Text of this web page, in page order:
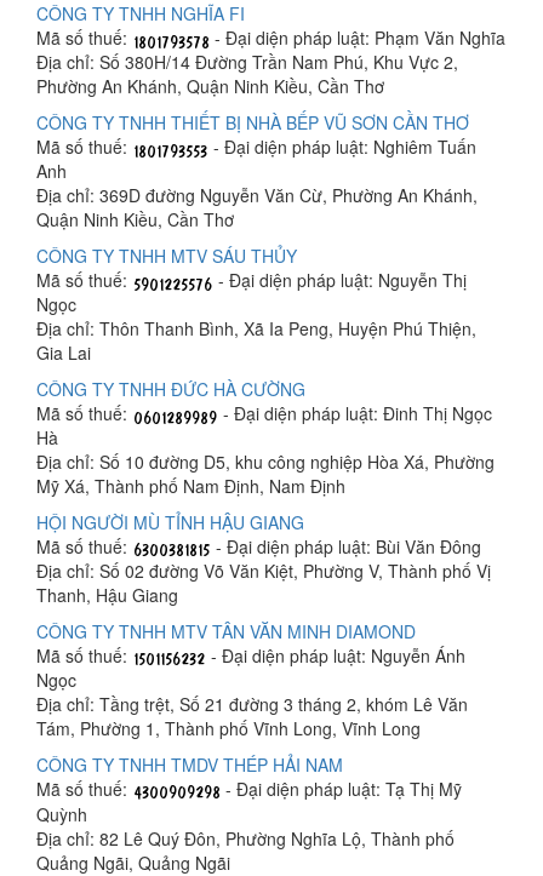
CÔNG TY TNHH NGHĨA FI
Mã số thuế:
- Đại diện pháp luật: Phạm Văn Nghĩa
Địa chỉ: Số 380H/14 Đường Trần Nam Phú, Khu Vực 2,
Phường An Khánh, Quận Ninh Kiều, Cần Thơ
CÔNG TY TNHH THIẾT BỊ NHÀ BẾP VŨ SƠN CẦN THƠ
Mã số thuế:
- Đại diện pháp luật: Nghiêm Tuấn
Anh
Địa chỉ: 369D đường Nguyễn Văn Cừ, Phường An Khánh,
Quận Ninh Kiều, Cần Thơ
CÔNG TY TNHH MTV SÁU THỦY
Mã số thuế:
- Đại diện pháp luật: Nguyễn Thị
Ngọc
Địa chỉ: Thôn Thanh Bình, Xã Ia Peng, Huyện Phú Thiện,
Gia Lai
CÔNG TY TNHH ĐỨC HÀ CƯỜNG
Mã số thuế:
- Đại diện pháp luật: Đinh Thị Ngọc
Hà
Địa chỉ: Số 10 đường D5, khu công nghiệp Hòa Xá, Phường
Mỹ Xá, Thành phố Nam Định, Nam Định
HỘI NGƯỜI MÙ TỈNH HẬU GIANG
Mã số thuế:
- Đại diện pháp luật: Bùi Văn Đông
Địa chỉ: Số 02 đường Võ Văn Kiệt, Phường V, Thành phố Vị
Thanh, Hậu Giang
CÔNG TY TNHH MTV TÂN VĂN MINH DIAMOND
Mã số thuế:
- Đại diện pháp luật: Nguyễn Ánh
Ngọc
Địa chỉ: Tầng trệt, Số 21 đường 3 tháng 2, khóm Lê Văn
Tám, Phường 1, Thành phố Vĩnh Long, Vĩnh Long
CÔNG TY TNHH TMDV THÉP HẢI NAM
Mã số thuế:
- Đại diện pháp luật: Tạ Thị Mỹ
Quỳnh
Địa chỉ: 82 Lê Quý Đôn, Phường Nghĩa Lộ, Thành phố
Quảng Ngãi, Quảng Ngãi